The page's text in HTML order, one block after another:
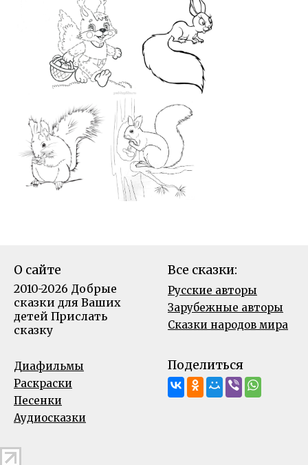
О сайте
2010-2026 Добрые
сказки для Ваших
детей Прислать
сказку
Все сказки:
Русские авторы
Зарубежные авторы
Сказки народов мира
Диафильмы
Раскраски
Песенки
Аудиосказки
Поделиться